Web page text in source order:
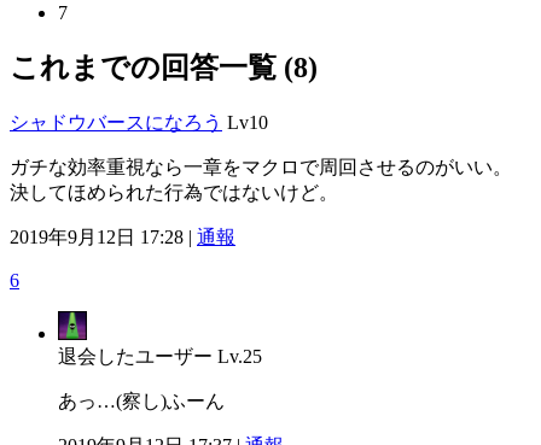
7
これまでの回答一覧 (8)
シャドウバースになろう Lv10
ガチな効率重視なら一章をマクロで周回させるのがいい。
決してほめられた行為ではないけど。
2019年9月12日 17:28 | 通報
6
退会したユーザー Lv.25
あっ…(察し)ふーん